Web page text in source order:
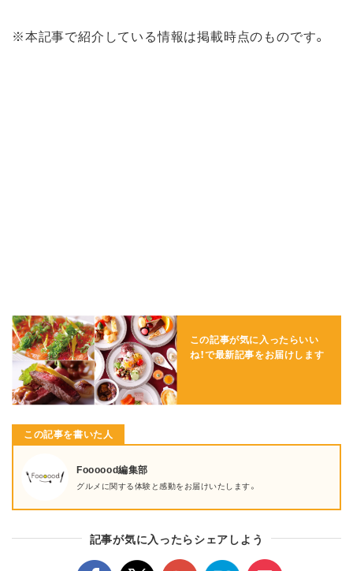
※本記事で紹介している情報は掲載時点のものです。
この記事が気に入ったらいい
ね！で最新記事をお届けします
この記事を書いた人
Foooood編集部
グルメに関する体験と感動をお届けいたします。
記事が気に入ったらシェアしよう